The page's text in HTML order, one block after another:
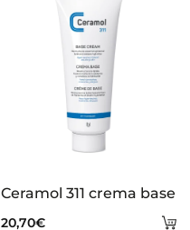
Ceramol 311 crema base
20,70€